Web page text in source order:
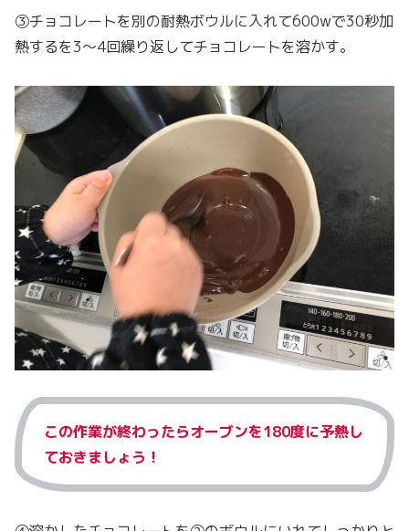
③チョコレートを別の耐熱ボウルに入れて600wで30秒加
熱するを3〜4回繰り返してチョコレートを溶かす。
この作業が終わったらオーブンを180度に予熱し
ておきましょう！